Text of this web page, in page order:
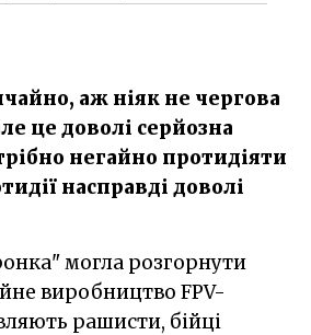
аж ніяк не чергова
це доволі серйозна
негайно протидіяти
насправді доволі
виробництво FPV-
рашисти, бійці